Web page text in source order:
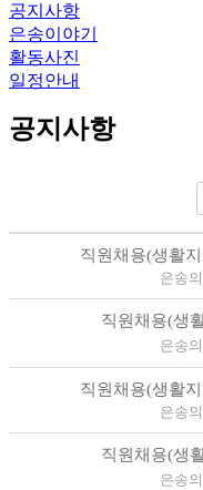
공지사항
은송이야기
활동사진
일정안내
공지사항
직원채용(생활
은송
직원채용(생
은송
직원채용(생활
은송
직원채용(생
은송